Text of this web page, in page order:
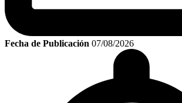
Fecha de Publicación 07/08/2026